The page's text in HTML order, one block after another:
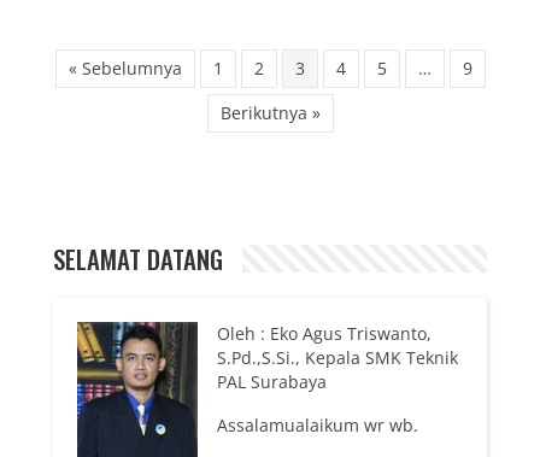
« Sebelumnya 1 2 3 4 5 …
9
Berikutnya »
SELAMAT DATANG
Oleh : Eko Agus Triswanto,
S.Pd.,S.Si., Kepala SMK Teknik
PAL Surabaya
Assalamualaikum wr wb.